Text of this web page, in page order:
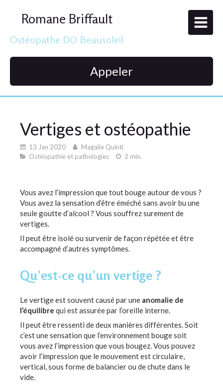
Romane Briffault
Ostéopathe DO Beausoleil
Appeler
Vertiges et ostéopathie
13 Jan 2020
Magalie Quinti
Ostéopathie et pathologies
2 min.
Vous avez l’impression que tout bouge autour de vous ?
Vous avez la sensation d’être éméché sans avoir bu une
seule goutte d’alcool ? Vous souffrez surement de
vertiges.
Il peut être isolé ou survenir de façon répétée et être
accompagné d’autres symptômes.
Qu’est-ce qu’un vertige ?
Le vertige est souvent causé par une anomalie de
l’équilibre qui est assurée par l’oreille interne.
Il peut être ressenti de deux manières différentes. Soit
c’est une sensation que l’environnement bouge soit
vous avez l’impression que vous bougez. Vous pouvez
avoir l’impression que le mouvement est circulaire,
vertical, sous forme de balancier ou de chute dans le
vide.